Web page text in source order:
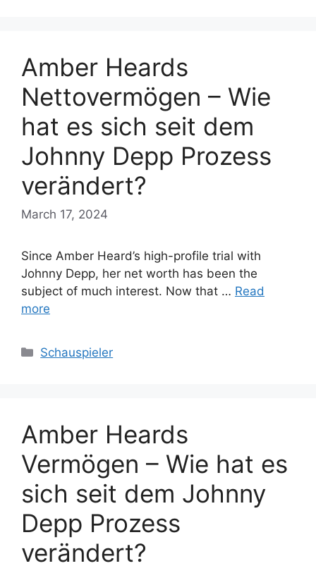
Amber Heards
Nettovermögen – Wie
hat es sich seit dem
Johnny Depp Prozess
verändert?
March 17, 2024
Since Amber Heard’s high-profile trial with
Johnny Depp, her net worth has been the
subject of much interest. Now that … Read
more
Categories
Schauspieler
Amber Heards
Vermögen – Wie hat es
sich seit dem Johnny
Depp Prozess
verändert?